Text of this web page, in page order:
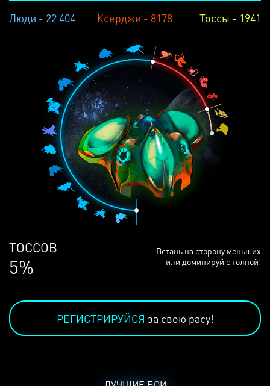
Люди - 22 404 Ксерджи - 8178 Тоссы - 1941
ЛЮДЕЙ
68%
Встань на сторону меньших
или доминируй с толпой!
РЕГИСТРИРУЙСЯ за свою расу!